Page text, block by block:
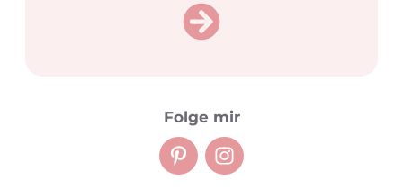
Folge mir